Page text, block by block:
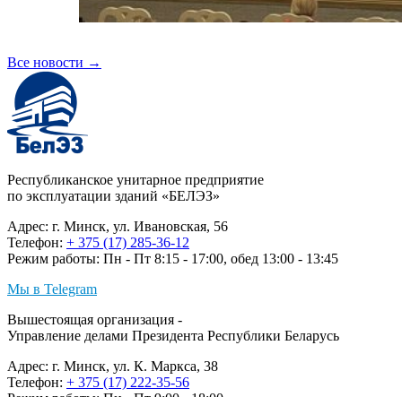
Все новости →
Республиканское унитарное предприятие
по эксплуатации зданий «БЕЛЭЗ»
Адрес: г. Минск, ул. Ивановская, 56
Телефон: + 375 (17) 285-36-12
Режим работы: Пн - Пт 8:15 - 17:00, обед 13:00 - 13:45
Мы в Telegram
Вышестоящая организация -
Управление делами Президента Республики Беларусь
Адрес: г. Минск, ул. К. Маркса, 38
Телефон: + 375 (17) 222-35-56